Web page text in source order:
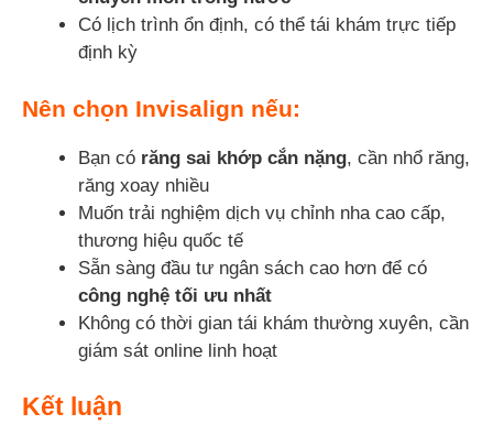
Có lịch trình ổn định, có thể tái khám trực tiếp
định kỳ
Nên chọn Invisalign nếu:
Bạn có răng sai khớp cắn nặng, cần nhổ răng,
răng xoay nhiều
Muốn trải nghiệm dịch vụ chỉnh nha cao cấp,
thương hiệu quốc tế
Sẵn sàng đầu tư ngân sách cao hơn để có
công nghệ tối ưu nhất
Không có thời gian tái khám thường xuyên, cần
giám sát online linh hoạt
Kết luận